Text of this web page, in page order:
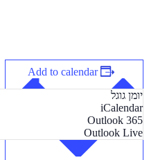
Add to calendar
יומן גוגל
iCalendar
Outlook 365
Outlook Live